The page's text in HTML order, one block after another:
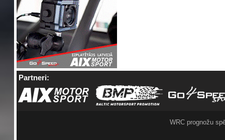
Partneri:
WRC prognožu